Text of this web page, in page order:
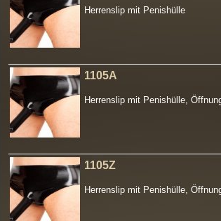
Herrenslip mit Penishülle
1105A
Herrenslip mit Penishülle,
1105Z
Herrenslip mit Penishülle,